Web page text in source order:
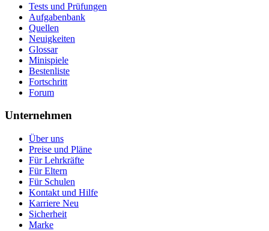
Tests und Prüfungen
Aufgabenbank
Quellen
Neuigkeiten
Glossar
Minispiele
Bestenliste
Fortschritt
Forum
Unternehmen
Über uns
Preise und Pläne
Für Lehrkräfte
Für Eltern
Für Schulen
Kontakt und Hilfe
Karriere Neu
Sicherheit
Marke